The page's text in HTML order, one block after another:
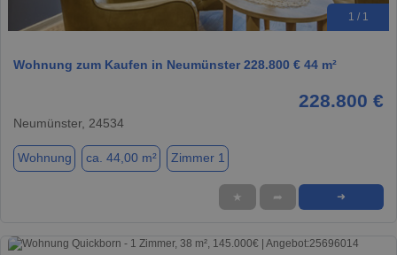
1 / 1
Wohnung zum Kaufen in Neumünster 228.800 € 44 m²
228.800 €
Neumünster, 24534
Wohnung ca. 44,00 m² Zimmer 1
★ ➦ ➜